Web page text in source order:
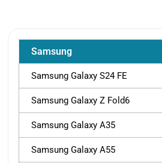
Samsung
Samsung Galaxy S24 FE
Samsung Galaxy Z Fold6
Samsung Galaxy A35
Samsung Galaxy A55